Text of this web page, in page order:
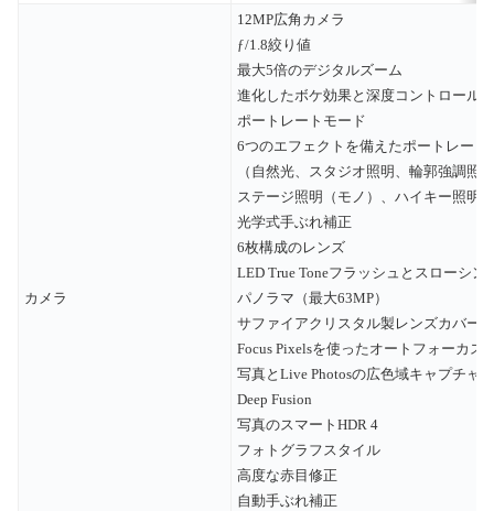
カメラ
12MP広角カメラ
ƒ/1.8絞り値
最大5倍のデジタルズーム
進化したボケ効果と深度コントロール
ポートレートモード
6つのエフェクトを備えたポートレート
（自然光、スタジオ照明、輪郭強調照
ステージ照明（モノ）、ハイキー照明
光学式手ぶれ補正
6枚構成のレンズ
LED True Toneフラッシュとスローシン
パノラマ（最大63MP）
サファイアクリスタル製レンズカバー
Focus Pixelsを使ったオートフォーカス
写真とLive Photosの広色域キャプチャ
Deep Fusion
写真のスマートHDR 4
フォトグラフスタイル
高度な赤目修正
自動手ぶれ補正